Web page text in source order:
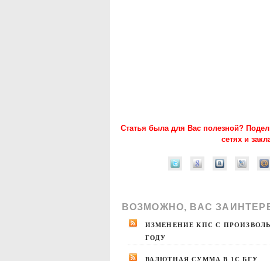
Статья была для Вас полезной?
сетях и
ВОЗМОЖНО, ВАС
ИЗМЕНЕНИЕ КПС С
ГОДУ
ВАЛЮТНАЯ СУММА В 1С БГУ